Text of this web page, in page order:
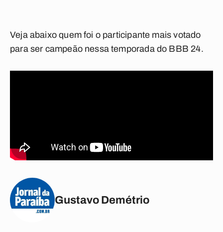
Veja abaixo quem foi o participante mais votado
para ser campeão nessa temporada do BBB 24.
Gustavo Demétrio